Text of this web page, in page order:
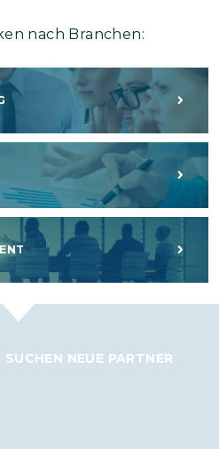
nach Branchen:
NEUE PARTNER